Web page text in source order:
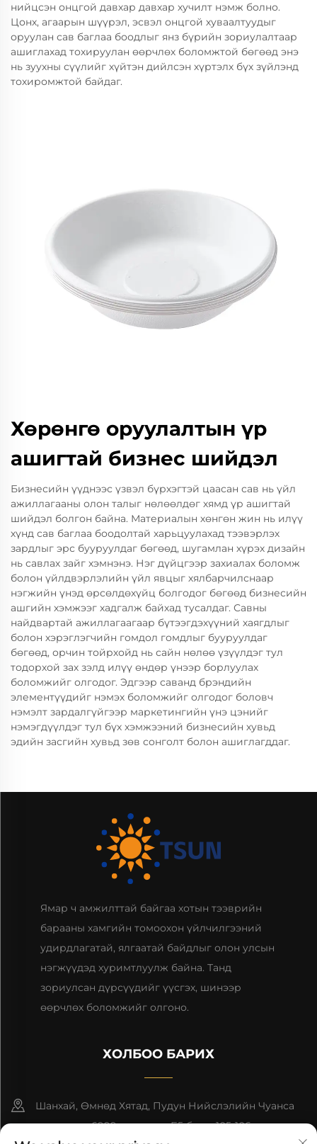
нийцсэн онцгой давхар давхар хучилт нэмж болно.
Цонх, агаарын шүүрэл, эсвэл онцгой хуваалтуудыг
оруулан сав баглаа боодлыг янз бүрийн зориулалтаар
ашиглахад тохируулан өөрчлөх боломжтой бөгөөд энэ
нь зуухны сүүлийг хүйтэн дийлсэн хүртэлх бүх зүйлэнд
тохиромжтой байдаг.
Хөрөнгө оруулалтын үр
ашигтай бизнес шийдэл
Бизнесийн үүднээс үзвэл бүрхэгтэй цаасан сав нь үйл
ажиллагааны олон талыг нөлөөлдөг хямд үр ашигтай
шийдэл болгон байна. Материалын хөнгөн жин нь илүү
хүнд сав баглаа боодолтай харьцуулахад тээвэрлэх
зардлыг эрс бууруулдаг бөгөөд, шугамлан хүрэх дизайн
нь савлах зайг хэмнэнэ. Нэг дүйцгээр захиалах боломж
болон үйлдвэрлэлийн үйл явцыг хялбарчилснаар
нэгжийн үнэд өрсөлдөхүйц болгодог бөгөөд бизнесийн
ашгийн хэмжээг хадгалж байхад тусалдаг. Савны
найдвартай ажиллагаагаар бүтээгдэхүүний хаягдлыг
болон хэрэглэгчийн гомдол гомдлыг бууруулдаг
бөгөөд, орчин тойрхойд нь сайн нөлөө үзүүлдэг тул
тодорхой зах зэлд илүү өндөр үнээр борлуулах
боломжийг олгодог. Эдгээр саванд брэндийн
элементүүдийг нэмэх боломжийг олгодог боловч
нэмэлт зардалгүйгээр маркетингийн үнэ цэнийг
нэмэгдүүлдэг тул бүх хэмжээний бизнесийн хувьд
эдийн засгийн хувьд зөв сонголт болон ашиглагддаг.
Ямар ч амжилттай байгаа хотын тээврийн
барааны хамгийн томоохон үйлчилгээний
удирдлагатай, ялгаатай байдлыг олон улсын
нэгжүүдэд хуримтлуулж байна. Танд
зориулсан дүрсүүдийг үүсгэх, шинээр
өөрчлөх боломжийг олгоно.
ХОЛБОО БАРИХ
Шанхай, Өмнөд Хятад, Пудун Нийслэлийн Чуанса
гудамжны 6999-р дугаар, Б5 блок, 105-106 өрөө